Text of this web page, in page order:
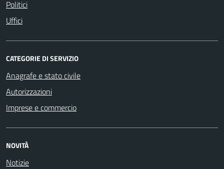
Politici
Uffici
CATEGORIE DI SERVIZIO
Anagrafe e stato civile
Autorizzazioni
Imprese e commercio
NOVITÀ
Notizie